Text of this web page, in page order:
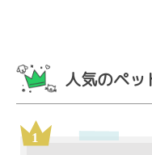
人気のペッ